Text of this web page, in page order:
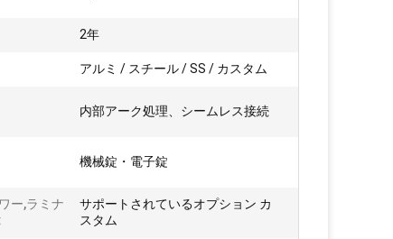
2年
アルミ / スチール / SS / カスタム
内部アーク処理、シームレス接続
機械錠・電子錠
ー,ラミナ
サポートされているオプション カ
スタム